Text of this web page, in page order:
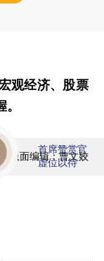
观经济、股票
| 版面编辑：曹文姣
首席赞赏官
虚位以待